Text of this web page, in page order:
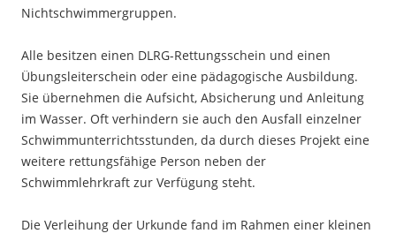
Nichtschwimmergruppen.
Alle besitzen einen DLRG-Rettungsschein und einen
Übungsleiterschein oder eine pädagogische Ausbildung.
Sie übernehmen die Aufsicht, Absicherung und Anleitung
im Wasser. Oft verhindern sie auch den Ausfall einzelner
Schwimmunterrichtsstunden, da durch dieses Projekt eine
weitere rettungsfähige Person neben der
Schwimmlehrkraft zur Verfügung steht.
Die Verleihung der Urkunde fand im Rahmen einer kleinen